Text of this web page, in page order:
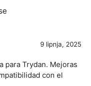
9 lipnja, 2025
para Trydan. Mejoras
con el